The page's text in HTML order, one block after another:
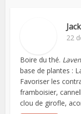
22
Boire du thé.
base de plantes :
Favoriser les
framboisier,
clou de girofle,